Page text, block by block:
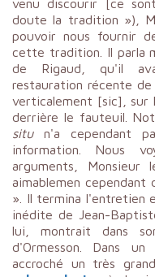
venu discourir [ce
doute la tradition »),
pouvoir nous fournir
cette tradition. Il parla
de Rigaud, qu'il
restauration récente
verticalement [sic], sur
derrière le fauteuil.
situn'a cependant
information. Nous
arguments, Monsieur
aimablemen
». Il termina l'entretien
inédite de Jean-
lui, montrait dans
d'Ormesson. Dans
accroché un très grand